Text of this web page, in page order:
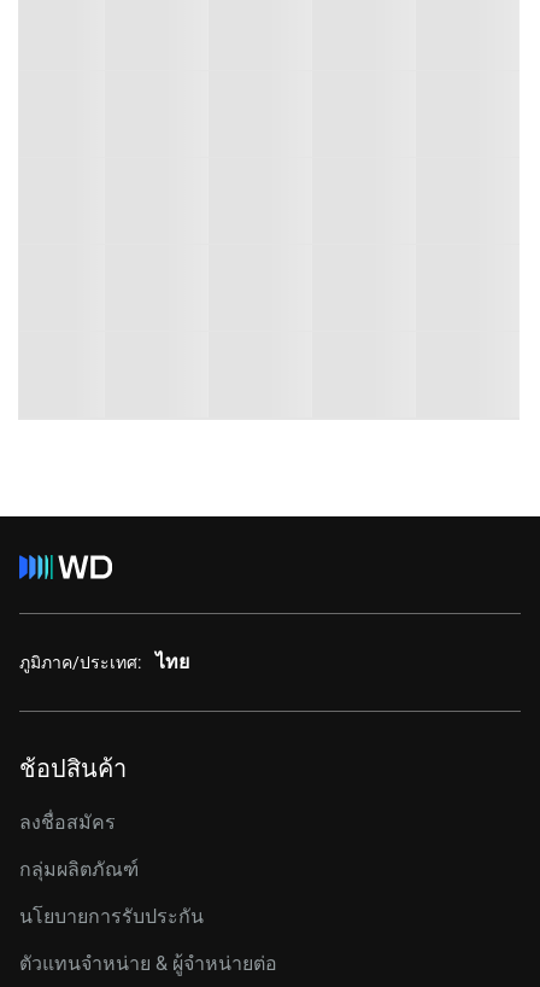
ภูมิภาค/ประเทศ: ไทย
ช้อปสินค้า
ลงชื่อสมัคร
กลุ่มผลิตภัณฑ์
นโยบายการรับประกัน
ตัวแทนจำหน่าย & ผู้จำหน่ายต่อ